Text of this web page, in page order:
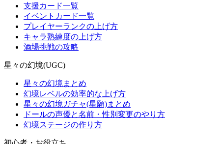
支援カード一覧
イベントカード一覧
プレイヤーランクの上げ方
キャラ熟練度の上げ方
酒場挑戦の攻略
星々の幻境(UGC)
星々の幻境まとめ
幻境レベルの効率的な上げ方
星々の幻境ガチャ(星願)まとめ
ドールの声優と名前・性別変更のやり方
幻境ステージの作り方